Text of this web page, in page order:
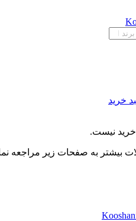
خرید
نیست.
بیشتر به صفحات زیر مراجعه